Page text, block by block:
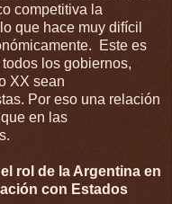
competitiva la
que hace muy difícil
Este es
los gobiernos,
XX sean
Por eso una relación
en las
rol de la Argentina en
con Estados